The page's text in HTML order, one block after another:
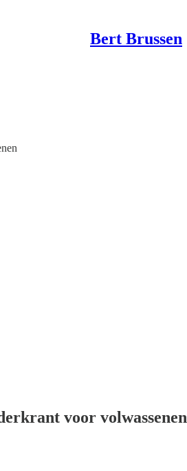
Bert Brussen
voor volwassenen